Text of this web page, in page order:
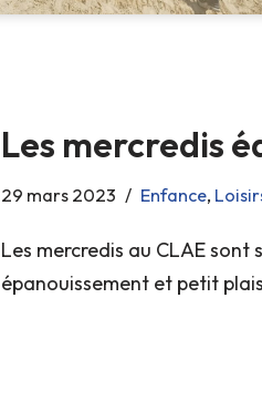
Les mercredis
29 mars 2023 Enfance,
Les mercredis au CLAE sont
épanouissement et petit